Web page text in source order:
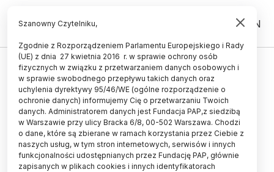
PL EN
TECHNOLOGIA
Dr Astro Teller: nowe technologie
w dłuższej perspektywie zawsze
czyniły świat lepszym
EWELINA KRAJCZYŃSKA-WUJEC
11.06.2026
aktualizacja: 11.06.2026
3 minuty czytania
Szanowny Czytelniku,
Zgodnie z Rozporządzeniem Parlamentu Europejskiego i Rady
(UE) z dnia 27 kwietnia 2016 r. w sprawie ochrony osób
fizycznych w związku z przetwarzaniem danych osobowych i
w sprawie swobodnego przepływu takich danych oraz
uchylenia dyrektywy 95/46/WE (ogólne rozporządzenie o
ochronie danych) informujemy Cię o przetwarzaniu Twoich
danych. Administratorem danych jest Fundacja PAP,z siedzibą
w Warszawie przy ulicy Bracka 6/8, 00-502 Warszawa. Chodzi
o dane, które są zbierane w ramach korzystania przez Ciebie z
naszych usług, w tym stron internetowych, serwisów i innych
funkcjonalności udostępnianych przez Fundację PAP, głównie
zapisanych w plikach cookies i innych identyfikatorach